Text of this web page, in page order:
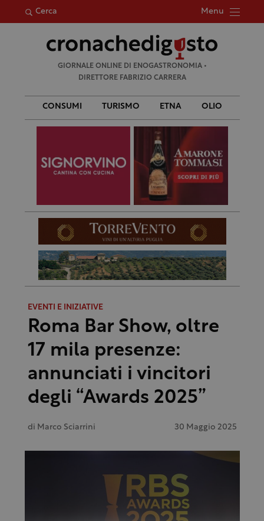
Cerca Menu
per:
GIORNALE ONLINE DI ENOGASTRONOMIA •
DIRETTORE FABRIZIO CARRERA
CONSUMI TURISMO ETNA OLIO
EVENTI E INIZIATIVE
Roma Bar Show, oltre
17 mila presenze:
annunciati i vincitori
degli “Awards 2025”
di Marco Sciarrini 30 Maggio 2025